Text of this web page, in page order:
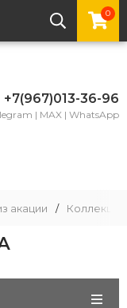
0
+7(967)013-36-96
| MAX | WhatsApp
акации /